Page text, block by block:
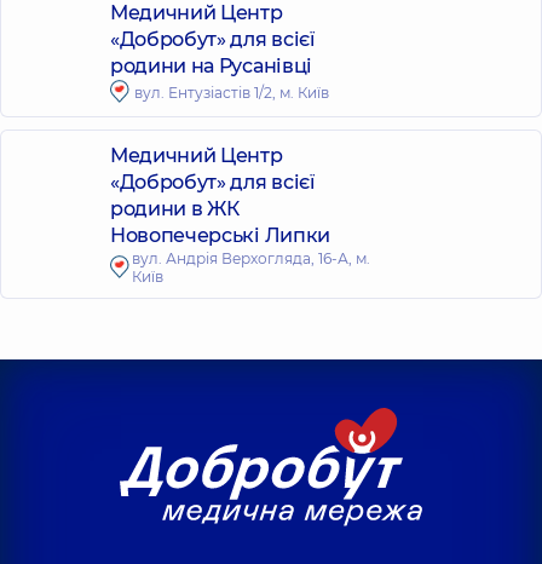
Медичний Центр
«Добробут» для всієї
родини на Русанівці
вул. Ентузіастів 1/2, м. Київ
Медичний Центр
«Добробут» для всієї
родини в ЖК
Новопечерські Липки
вул. Андрія Верхогляда, 16-А, м.
Київ